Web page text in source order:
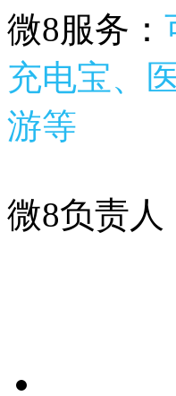
微8服务：
充电宝、
游等
微8负责人